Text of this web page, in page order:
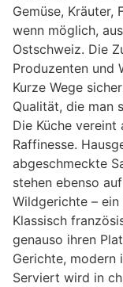
Gemüse, Kräuter,
wenn möglich,
Ostschweiz. Die
Produzenten und
Kurze Wege
Qualität, die man
Die Küche
Raffinesse.
abgeschmeckte
stehen ebenso
Wildgerichte – ein
Klassisch
genauso ihren
Gerichte, modern
Serviert wird in